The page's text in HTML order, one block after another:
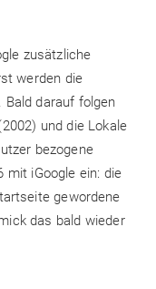
zusätzliche
werden die
Bald darauf folgen
und die Lokale
bezogene
mit iGoogle ein: die
gewordene
das bald wieder